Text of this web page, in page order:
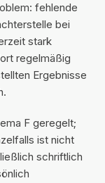
fehlende
bei
stark
regelmäßig
Ergebnisse
F geregelt;
ist nicht
schriftlich